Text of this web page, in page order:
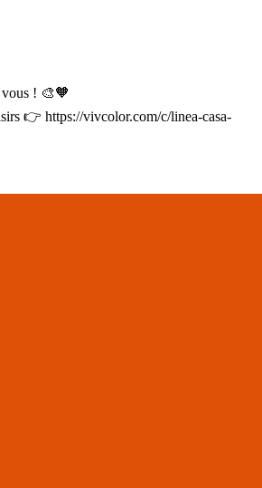
! 🎨🧡
👉 https://vivcolor.com/c/linea-casa-